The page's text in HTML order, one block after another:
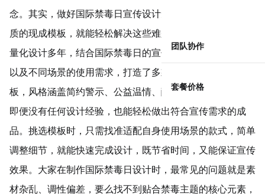
团队协作
套餐价格
念。其实，做好国际禁毒日宣传设计无需如此繁琐，借助优
质的现成模板，就能轻松解决这些难题。美图设计室专注轻
量化设计多年，结合国际禁毒日的宣传痛点、大众认知习惯
以及不同场景的使用需求，打造了多款原创国际禁毒日模
板，风格涵盖简约警示、公益温情、醒目直观等多种类型，
即便没有任何设计经验，也能轻松做出符合宣传需求的成
品。挑选模板时，只需找准适配自身使用场景的款式，简单
调整细节，就能快速完成设计，既节省时间，又能保证宣传
效果。大家在制作国际禁毒日设计时，最常见的问题就是素
材杂乱、调性偏差，要么找不到贴合禁毒主题的核心元素，